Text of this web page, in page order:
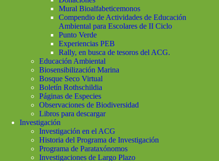
Mural Bioalfabeticemonos
Compendio de Actividades de Educación
Ambiental para Escolares de II Ciclo
Punto Verde
Experiencias PEB
Rally, en busca de tesoros del ACG.
Educación Ambiental
Biosensibilización Marina
Bosque Seco Virtual
Boletín Rothschildia
Páginas de Especies
Observaciones de Biodiversidad
Libros para descargar
Investigación
Investigación en el ACG
Historia del Programa de Investigación
Programa de Parataxónomos
Investigaciones de Largo Plazo